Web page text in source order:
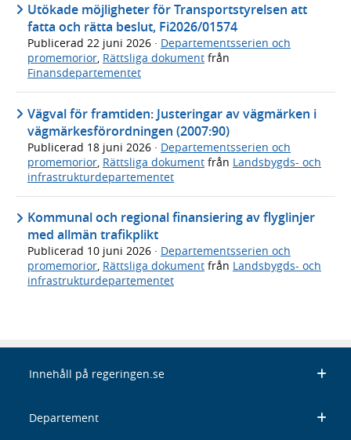
Utökade möjligheter för Transportstyrelsen att
fatta och rätta beslut, Fi2026/01574
Publicerad 22 juni 2026 · Departementsserien och
promemorior, Rättsliga dokument från
Finansdepartementet
Vägval för framtiden: Justeringar av vägmärken i
vägmärkesförordningen (2007:90)
Publicerad 18 juni 2026 · Departementsserien och
promemorior Rättsliga dokument från Landsbygds- och
infrastrukturdepartementet
Kommunal och regional finansiering av flyglinjer
med allmän trafikplikt
Publicerad 10 juni 2026 · Departementsserien och
promemorior, Rättsliga dokument från Landsbygds- och
infrastrukturdepartementet
Innehåll på regeringen.se
Departement